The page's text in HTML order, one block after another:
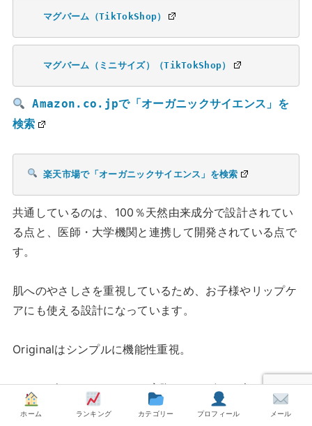
マグバーム（TikTokShop）
マグバーム（ミニサイズ）（TikTokShop）
Amazon.co.jpで「オーガニックサイエンス」を
検索
楽天市場で「オーガニックサイエンス」を検索
共通しているのは、100％天然由来成分で設計されてい
る点と、医師・大学機関と連携して開発されている点で
す。
肌へのやさしさを重視しているため、お子様やリップケ
アにも使える設計になっています。
Originalはシンプルに機能性重視。
ラベンダーとオレンジは、実際のユーザーの声から人気
の高かった香りを採用しており、日常に取り入れやすい
ホーム ランキング カテゴリー プロフィール メール